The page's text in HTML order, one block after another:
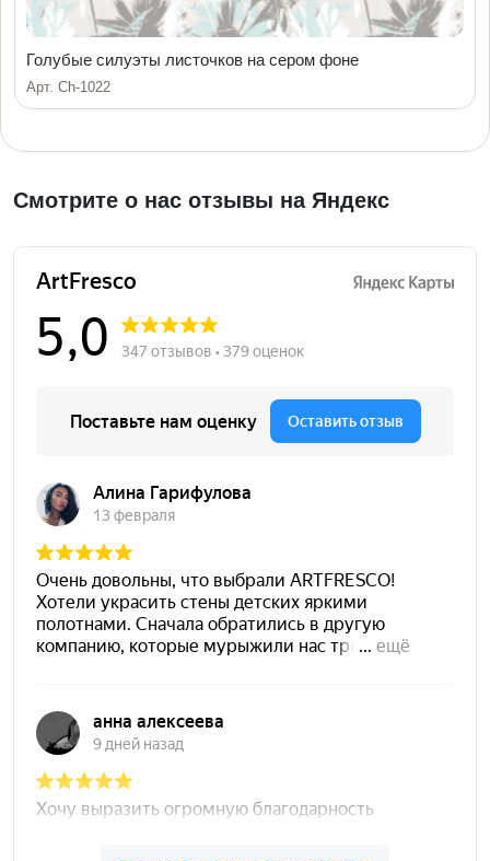
Голубые силуэты листочков на сером фоне
Арт. Ch-1022
Смотрите о нас отзывы на Яндекс